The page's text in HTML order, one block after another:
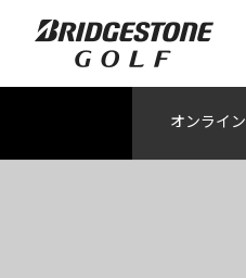
オンライン